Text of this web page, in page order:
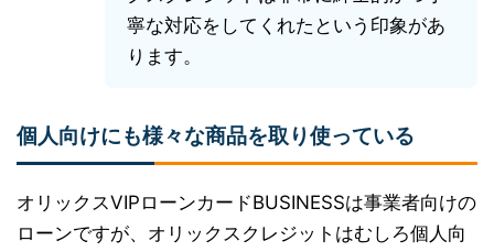
寧な対応をしてくれたという印象があ
ります。
個人向けにも様々な商品を取り使っている
オリックスVIPローンカードBUSINESSは事業者向けの
ローンですが、オリックスクレジットはむしろ個人向